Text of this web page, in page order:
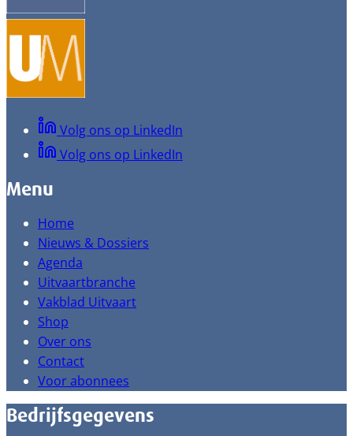
Volg ons op LinkedIn
Volg ons op LinkedIn
Menu
Home
Nieuws & Dossiers
Agenda
Uitvaartbranche
Vakblad Uitvaart
Shop
Over ons
Contact
Voor abonnees
Bedrijfsgegevens